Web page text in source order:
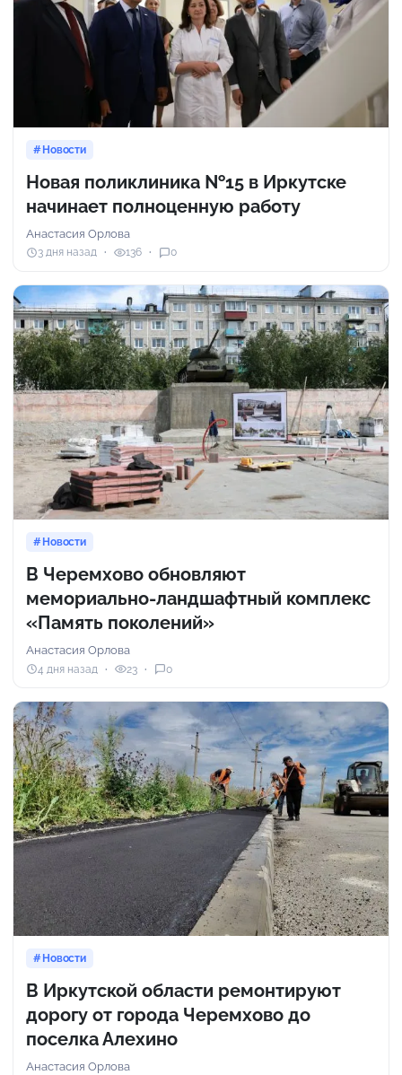
Новости
Новая поликлиника №15 в Иркутске
начинает полноценную работу
Анастасия Орлова
3 дня назад 136 0
Новости
В Черемхово обновляют
мемориально-ландшафтный комплекс
«Память поколений»
Анастасия Орлова
4 дня назад 23 0
Новости
В Иркутской области ремонтируют
дорогу от города Черемхово до
поселка Алехино
Анастасия Орлова